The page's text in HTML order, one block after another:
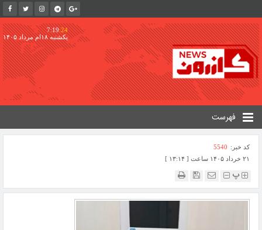
7:19:24
یکشنبه ۱۸ام مرداد ۱۴۰۵
فهرست
کد خبر: 5540
۲۱ خرداد ۱۴۰۵ ساعت [ ۱۳:۱۴ ]
پ